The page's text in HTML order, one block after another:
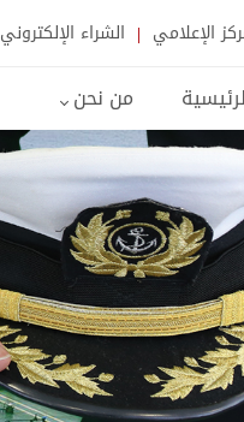
الشراء الإلكتروني الإعلامي
من نحن